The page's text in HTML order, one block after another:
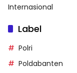
Internasional
Label
Polri
Poldabanten